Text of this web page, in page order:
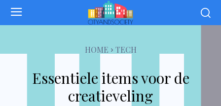
HOME TECH
Essentiele items voor de
creatieveling